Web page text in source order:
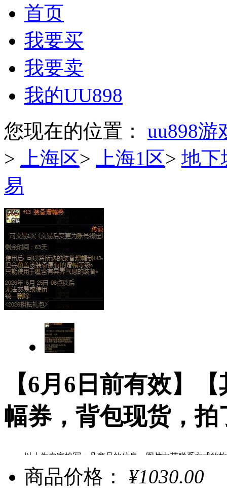
首页
我要买
我要卖
我的UU898
您现在的位置： uu898游
>
上海区> 上海1区> 地下
易
【6月6日前有效】
幅券，背包现货，
以上为卖家填写：凡商品的信息、图片中带联系方式的
uu898提醒：为了您帐号的安全，请勿向他人泄漏您的帐
商品价格： ¥1030.00